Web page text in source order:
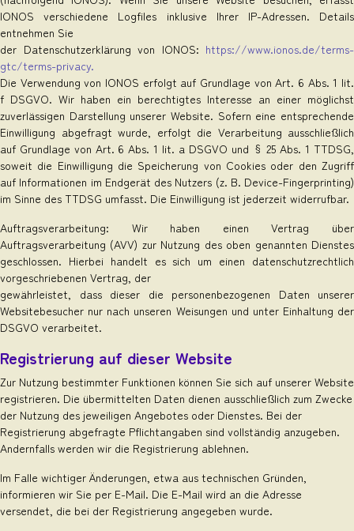
IONOS verschiedene Logfiles inklusive Ihrer IP-Adressen. Details
entnehmen Sie
der Datenschutzerklärung von IONOS: https://www.ionos.de/terms-
gtc/terms-privacy.
Die Verwendung von IONOS erfolgt auf Grundlage von Art. 6 Abs. 1 lit.
f DSGVO. Wir haben ein berechtigtes Interesse an einer möglichst
zuverlässigen Darstellung unserer Website. Sofern eine entsprechende
Einwilligung abgefragt wurde, erfolgt die Verarbeitung ausschließlich
auf Grundlage von Art. 6 Abs. 1 lit. a DSGVO und § 25 Abs. 1 TTDSG,
soweit die Einwilligung die Speicherung von Cookies oder den Zugriff
auf Informationen im Endgerät des Nutzers (z. B. Device-Fingerprinting)
im Sinne des TTDSG umfasst. Die Einwilligung ist jederzeit widerrufbar.
Auftragsverarbeitung: Wir haben einen Vertrag über
Auftragsverarbeitung (AVV) zur Nutzung des oben genannten Dienstes
geschlossen. Hierbei handelt es sich um einen datenschutzrechtlich
vorgeschriebenen Vertrag, der
gewährleistet, dass dieser die personenbezogenen Daten unserer
Websitebesucher nur nach unseren Weisungen und unter Einhaltung der
DSGVO verarbeitet.
Registrierung auf dieser Website
Zur Nutzung bestimmter Funktionen können Sie sich auf unserer Website
registrieren. Die übermittelten Daten dienen ausschließlich zum Zwecke
der Nutzung des jeweiligen Angebotes oder Dienstes. Bei der
Registrierung abgefragte Pflichtangaben sind vollständig anzugeben.
Andernfalls werden wir die Registrierung ablehnen.
Im Falle wichtiger Änderungen, etwa aus technischen Gründen,
informieren wir Sie per E-Mail. Die E-Mail wird an die Adresse
versendet, die bei der Registrierung angegeben wurde.